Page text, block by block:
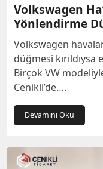
Volkswagen
Yönlendirme
Volkswagen
düğmesi
Birçok VW
Cenikli’de….
Devamını Oku